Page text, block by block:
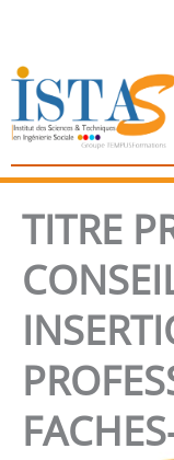
contenu
TITRE